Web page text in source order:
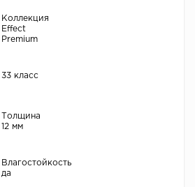
Коллекция
Effect
Premium
33 класс
Толщина
12 мм
Влагостойкость
да